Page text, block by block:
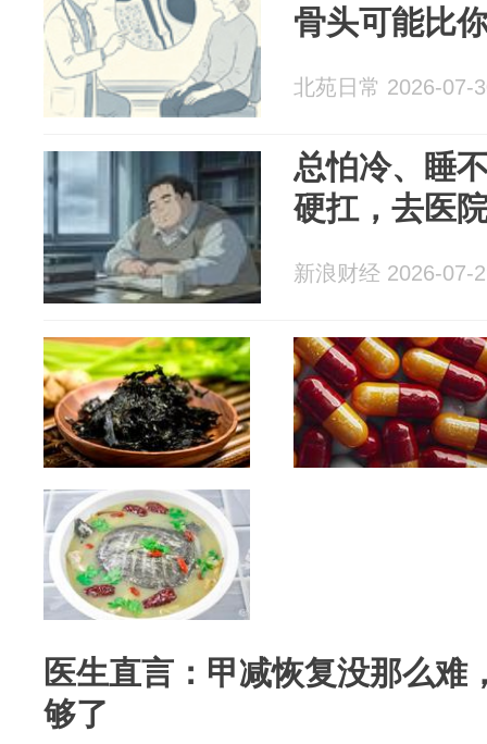
骨头可能比
北苑日常 2026-07-
总怕冷、睡
硬扛，去医
新浪财经 2026-07-
医生直言：甲减恢复没那么难
够了